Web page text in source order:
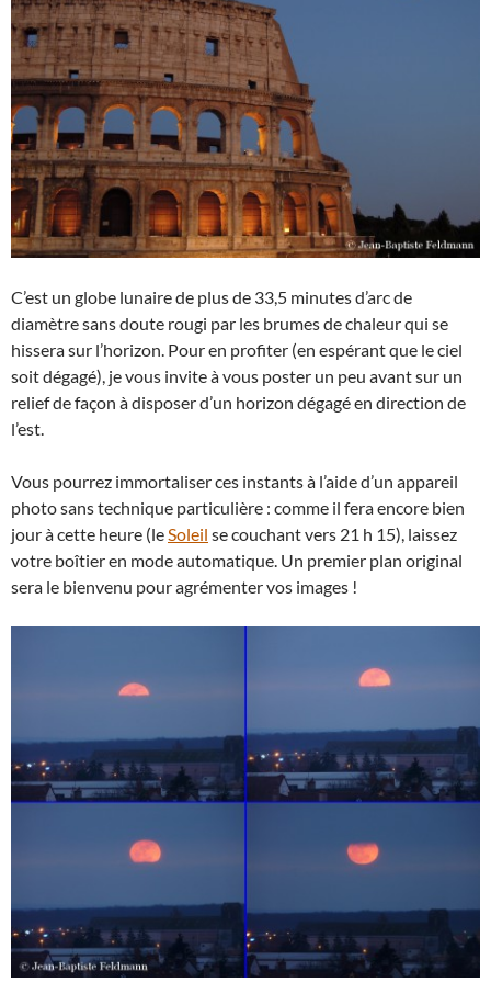
C’est un globe lunaire de plus de 33,5 minutes d’arc de
diamètre sans doute rougi par les brumes de chaleur qui se
hissera sur l’horizon. Pour en profiter (en espérant que le ciel
soit dégagé), je vous invite à vous poster un peu avant sur un
relief de façon à disposer d’un horizon dégagé en direction de
l’est.
Vous pourrez immortaliser ces instants à l’aide d’un appareil
photo sans technique particulière : comme il fera encore bien
jour à cette heure (le Soleil se couchant vers 21 h 15), laissez
votre boîtier en mode automatique. Un premier plan original
sera le bienvenu pour agrémenter vos images !